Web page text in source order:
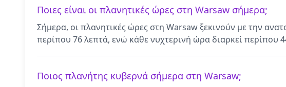
Ποιες είναι οι πλανητικές ώρες στη Warsaw σήμερα;
Σήμερα, οι πλανητικές ώρες στη Warsaw ξεκινούν με την
περίπου 76 λεπτά, ενώ κάθε νυχτερινή ώρα διαρκεί περίπου
Ποιος πλανήτης κυβερνά σήμερα στη Warsaw;